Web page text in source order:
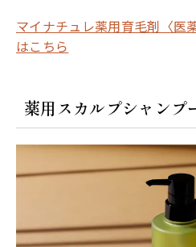
マイナチュレ薬用育毛剤〈医
はこちら
薬用スカルプシャンプ